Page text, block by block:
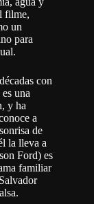
filme,
un
para
con
una
, y ha
a
de
la lleva a
Ford) es
familiar
.